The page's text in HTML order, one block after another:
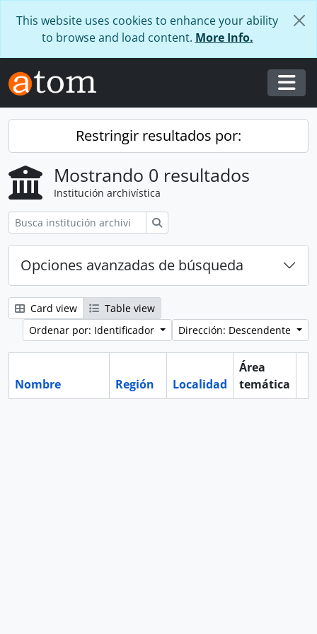
This website uses cookies to enhance your ability
to browse and load content. More Info.
Restringir resultados por:
Mostrando 0 resultados
Institución archivística
Opciones avanzadas de búsqueda
Card view
Table view
Ordenar por: Identificador
Dirección: Descendente
Nombre Región Localidad
Área
temática